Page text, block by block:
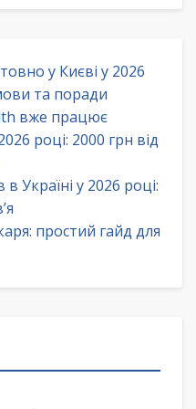
у Києві у 2026
та поради
вже працює
році: 2000 грн від
Україні у 2026 році:
простий гайд для